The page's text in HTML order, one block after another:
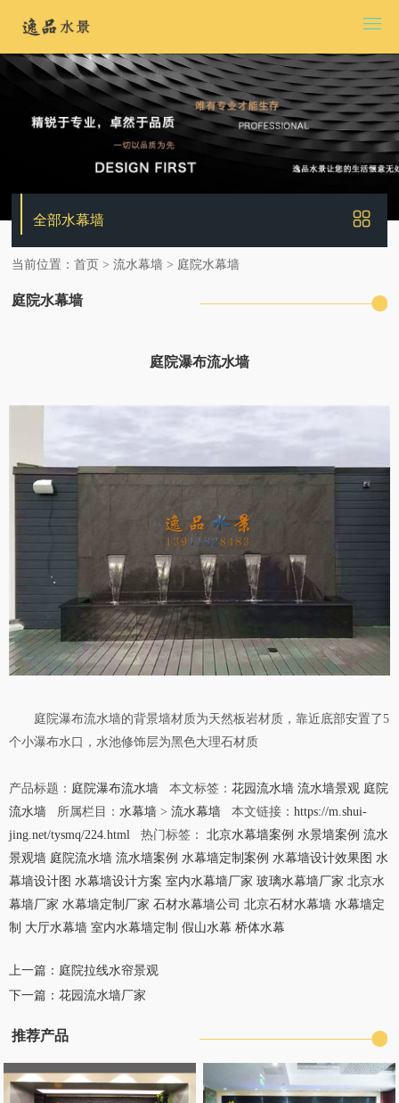
全部水幕墙
当前位置：首页 >流水幕墙 > 庭院水幕墙
庭院水幕墙
庭院瀑布流水墙
庭院瀑布流水墙的背景墙材质为天然板岩材质，靠近底部安置了5
个小瀑布水口，水池修饰层为黑色大理石材质
产品标题： 庭院瀑布流水墙 本文标签： 花园流水墙 流水墙景观 庭院
流水墙 所属栏目： 水幕墙 > 流水幕墙 本文链接： https://m.shui-
jing.net/tysmq/224.html
热门标签： 北京水幕墙案例 水景墙案例 流水
景观墙 庭院流水墙 流水墙案例 水幕墙定制案例 水幕墙设计效果图 水
幕墙设计图 水幕墙设计方案 室内水幕墙厂家 玻璃水幕墙厂家 北京水
幕墙厂家 水幕墙定制厂家 石材水幕墙公司 北京石材水幕墙 水幕墙定
制 大厅水幕墙 室内水幕墙定制 假山水幕 桥体水幕
上一篇： 庭院拉线水帘景观
下一篇： 花园流水墙厂家
推荐产品